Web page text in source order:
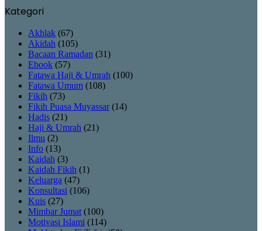
Kategori
Akhlak (67)
Akidah (105)
Bacaan Ramadan (31)
Ebook (57)
Fatawa Haji & Umrah (100)
Fatawa Umum (108)
Fikih (73)
Fikih Puasa Muyassar (14)
Hadis (21)
Haji & Umrah (21)
Ilmu (2)
Info (13)
Kaidah (3)
Kaidah Fikih (1)
Keluarga (47)
Konsultasi (106)
Kuis (27)
Mimbar Jumat (100)
Motivasi Islami (114)